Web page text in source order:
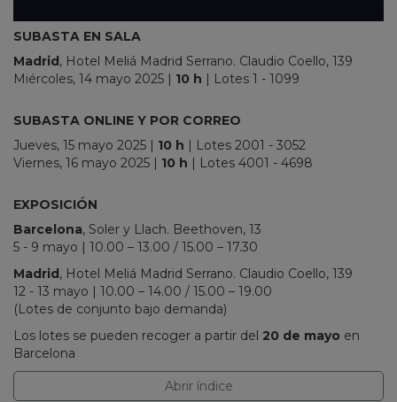
SUBASTA EN SALA
Madrid , Hotel Meliá Madrid Serrano. Claudio Coello, 139
Miércoles, 14 mayo 2025
10 h | Lotes 1 - 1099
SUBASTA ONLINE Y POR CORREO
Jueves, 15 mayo 2025
10 h
| Lotes 2001 - 3052
Viernes, 16 mayo 2025
10 h
| Lotes 4001 - 4698
EXPOSICIÓN
Barcelona, Soler y Llach. Beethoven, 13
5 - 9 mayo | 10.00 – 13.00 / 15.00 – 17.30
Madrid , Hotel Meliá Madrid Serrano. Claudio Coello, 139
12 - 13 mayo | 10.00 – 14.00 / 15.00 – 19.00
(Lotes de conjunto bajo demanda)
Los lotes se pueden recoger a partir del 20 de mayo en
Barcelona
Abrir índice